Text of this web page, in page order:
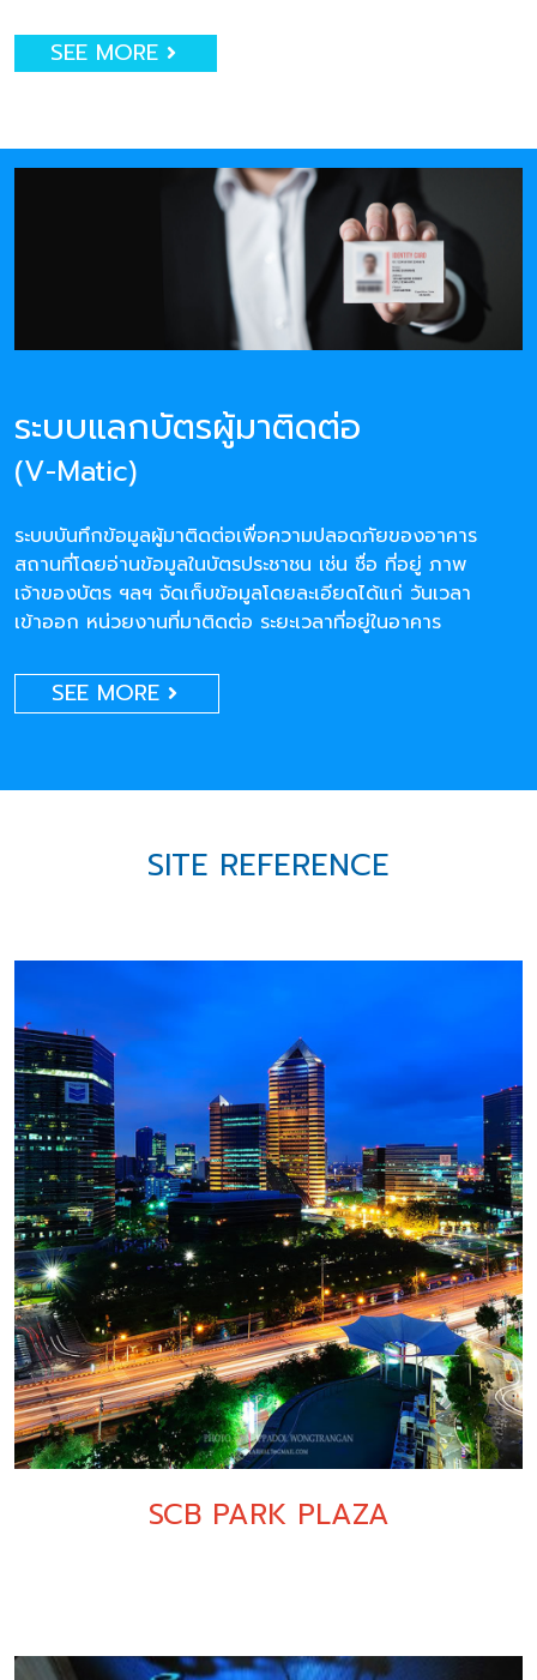
SEE MORE
ระบบแลกบัตรผู้มาติดต่อ
(V-Matic)
ระบบบันทึกข้อมูลผู้มาติดต่อเพื่อความปลอดภัยของอาคาร
สถานที่โดยอ่านข้อมูลในบัตรประชาชน เช่น ชื่อ ที่อยู่ ภาพ
เจ้าของบัตร ฯลฯ จัดเก็บข้อมูลโดยละเอียดได้แก่ วันเวลา
เข้าออก หน่วยงานที่มาติดต่อ ระยะเวลาที่อยู่ในอาคาร
SEE MORE
SITE REFERENCE
SCB PARK PLAZA